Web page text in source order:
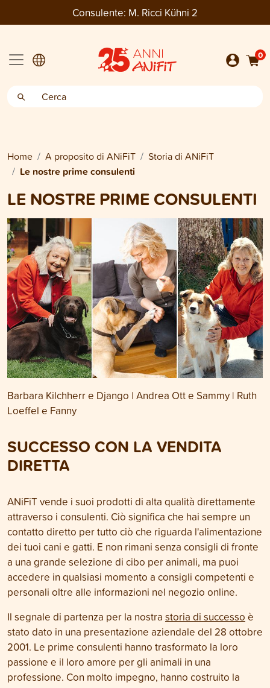
Consulente: M. Ricci Kühni 2
0
Home A proposito di ANiFiT Storia di ANiFiT
Le nostre prime consulenti
LE NOSTRE PRIME CONSULENTI
Barbara Kilchherr e Django | Andrea Ott e Sammy | Ruth
Loeffel e Fanny
SUCCESSO CON LA VENDITA
DIRETTA
ANiFiT vende i suoi prodotti di alta qualità direttamente
attraverso i consulenti. Ciò significa che hai sempre un
contatto diretto per tutto ciò che riguarda l'alimentazione
dei tuoi cani e gatti. E non rimani senza consigli di fronte
a una grande selezione di cibo per animali, ma puoi
accedere in qualsiasi momento a consigli competenti e
personali oltre alle informazioni nel negozio online.
Il segnale di partenza per la nostra storia di successo è
stato dato in una presentazione aziendale del 28 ottobre
2001. Le prime consulenti hanno trasformato la loro
passione e il loro amore per gli animali in una
professione. Con molto impegno, hanno costruito la